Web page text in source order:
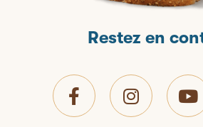
Restez en